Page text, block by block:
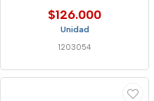
$126.000
Unidad
1203054